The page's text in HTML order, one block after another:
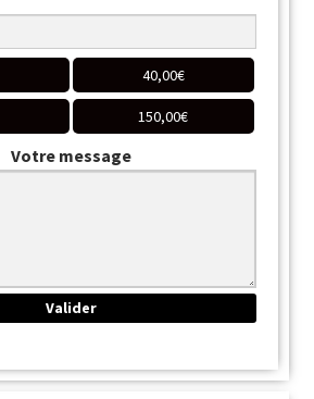
40,00€
150,00€
Votre message